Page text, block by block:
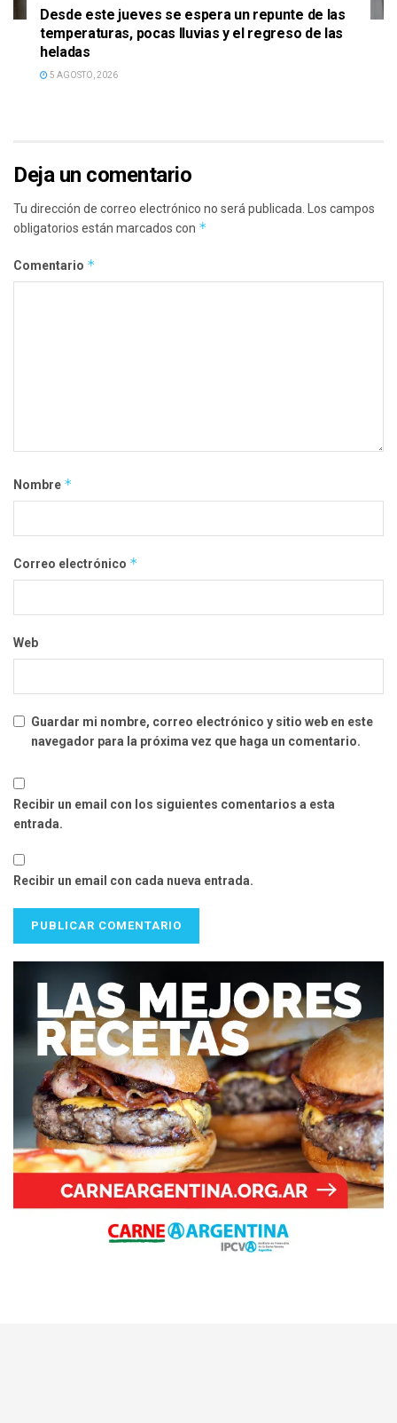
Desde este jueves se espera un repunte de las
temperaturas, pocas lluvias y el regreso de las
heladas
5 AGOSTO, 2026
Deja un comentario
Tu dirección de correo electrónico no será publicada. Los campos
obligatorios están marcados con *
Comentario *
Nombre *
Correo electrónico *
Web
Guardar mi nombre, correo electrónico y sitio web en este
navegador para la próxima vez que haga un comentario.
Recibir un email con los siguientes comentarios a esta
entrada.
Recibir un email con cada nueva entrada.